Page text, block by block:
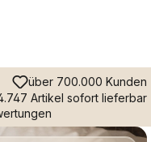
über 700.000 Kunden
Artikel sofort lieferbar